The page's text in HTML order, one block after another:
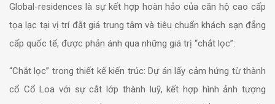
Global-residences là sự kết hợp hoàn hảo của căn hộ cao cấp
tọa lạc tại vị trí đắt giá trung tâm và tiêu chuẩn khách sạn đẳng
cấp quốc tế, được phản ánh qua những giá trị “chắt lọc”:
“Chắt lọc” trong thiết kế kiến trúc: Dự án lấy cảm hứng từ thành
cổ Cổ Loa với sự cắt lớp thành luỹ, kết hợp hình ảnh tượng